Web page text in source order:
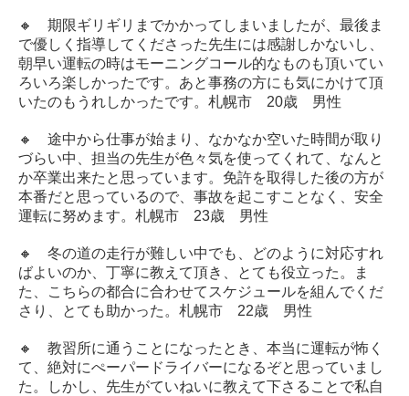
🔸 期限ギリギリまでかかってしまいましたが、最後ま
で優しく指導してくださった先生には感謝しかないし、
朝早い運転の時はモーニングコール的なものも頂いてい
ろいろ楽しかったです。あと事務の方にも気にかけて頂
いたのもうれしかったです。札幌市 20歳 男性
🔸 途中から仕事が始まり、なかなか空いた時間が取り
づらい中、担当の先生が色々気を使ってくれて、なんと
か卒業出来たと思っています。免許を取得した後の方が
本番だと思っているので、事故を起こすことなく、安全
運転に努めます。札幌市 23歳 男性
🔸 冬の道の走行が難しい中でも、どのように対応すれ
ばよいのか、丁寧に教えて頂き、とても役立った。ま
た、こちらの都合に合わせてスケジュールを組んでくだ
さり、とても助かった。札幌市 22歳 男性
🔸 教習所に通うことになったとき、本当に運転が怖く
て、絶対にぺーパードライバーになるぞと思っていまし
た。しかし、先生がていねいに教えて下さることで私自